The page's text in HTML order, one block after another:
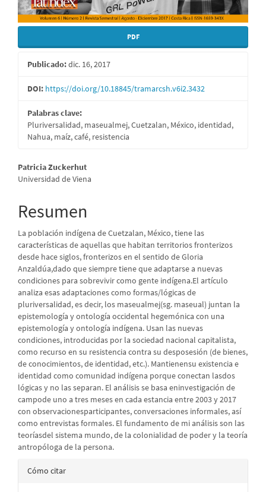
PDF
Publicado:dic. 16, 2017
DOI: https://doi.org/10.18845/tramarcsh.v6i2.3432
Palabras clave:
Pluriversalidad, maseualmej, Cuetzalan, México, identidad,
Nahua, maíz, café, resistencia
Contenido
principal
del
artículo
Patricia Zuckerhut
Universidad de Viena
Resumen
La población indígena de Cuetzalan, México, tiene las
características de aquellas que habitan territorios fronterizos
desde hace siglos, fronterizos en el sentido de Gloria
Anzaldúa,dado que siempre tiene que adaptarse a nuevas
condiciones para sobrevivir como gente indígena.El artículo
analiza esas adaptaciones como formas/lógicas de
pluriversalidad, es decir, los maseualmej(sg. maseual) juntan la
epistemología y ontología occidental hegemónica con una
epistemología y ontología indígena. Usan las nuevas
condiciones, introducidas por la sociedad nacional capitalista,
como recurso en su resistencia contra su desposesión (de bienes,
de conocimientos, de identidad, etc.). Mantienensu existencia e
identidad como comunidad indígena porque conectan lasdos
lógicas y no las separan. El análisis se basa eninvestigación de
campode uno a tres meses en cada estancia entre 2003 y 2017
con observacionesparticipantes, conversaciones informales, así
como entrevistas formales. El fundamento de mi análisis son las
teoríasdel sistema mundo, de la colonialidad de poder y la teoría
antropóloga de la persona.
Detalles
Cómo citar